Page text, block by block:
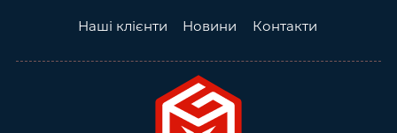
Наші клієнти Новини Контакти